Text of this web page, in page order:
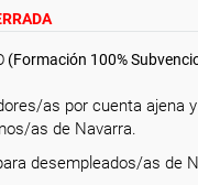
(Formación 100%
as por cuenta ajena y
as de Navarra.
desempleados/as de